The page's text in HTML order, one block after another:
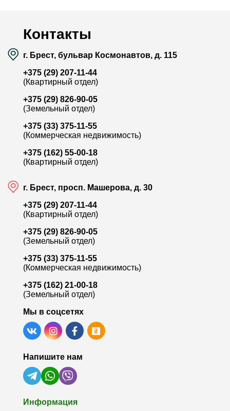
Контакты
г. Брест, бульвар Космонавтов, д. 115
+375 (29) 207-11-44
(Квартирный отдел)
+375 (29) 826-90-05
(Земельный отдел)
+375 (33) 375-11-55
(Коммерческая недвижимость)
+375 (162) 55-00-18
(Квартирный отдел)
г. Брест, просп. Машерова, д. 30
+375 (29) 207-11-44
(Квартирный отдел)
+375 (29) 826-90-05
(Земельный отдел)
+375 (33) 375-11-55
(Коммерческая недвижимость)
+375 (162) 21-00-18
(Земельный отдел)
Мы в соцсетях
Напишите нам
Информация